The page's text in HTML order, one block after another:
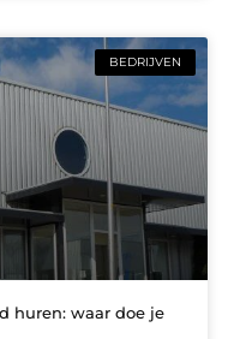
BEDRIJVEN
huren: waar doe je